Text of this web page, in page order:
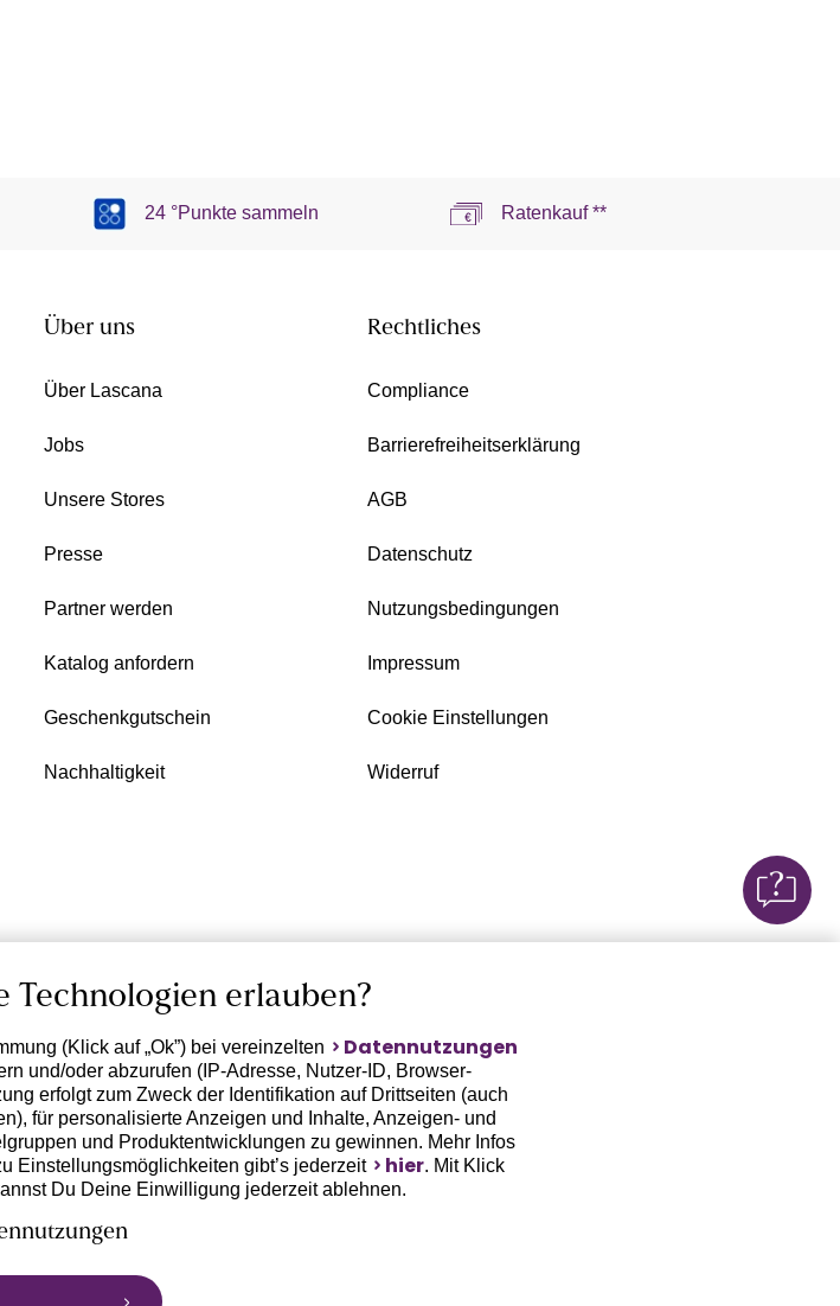
24 °Punkte sammeln Ratenkauf **
Über uns
Über Lascana
Jobs
Unsere Stores
Presse
Partner werden
Katalog anfordern
Geschenkgutschein
Nachhaltigkeit
Rechtliches
Compliance
Barrierefreiheitserklärung
AGB
Datenschutz
Nutzungsbedingungen
Impressum
Cookie Einstellungen
Widerruf
Technologien erlauben?
(Klick auf „Ok”) bei vereinzelten Datennutzungen
und/oder abzurufen (IP-Adresse, Nutzer-ID, Browser-
erfolgt zum Zweck der Identifikation auf Drittseiten (auch
für personalisierte Anzeigen und Inhalte, Anzeigen- und
und Produktentwicklungen zu gewinnen. Mehr Infos
Einstellungsmöglichkeiten gibt’s jederzeit
hier. Mit Klick
Du Deine Einwilligung jederzeit ablehnen.
Endgerät abgerufene Daten (Trackingdaten) oder die